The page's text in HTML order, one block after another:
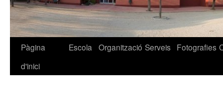
Vés
Pàgina
d'inici
Escola Organització Serveis Fotografies